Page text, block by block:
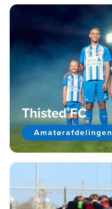
Thisted FC
Amatørafdelingen